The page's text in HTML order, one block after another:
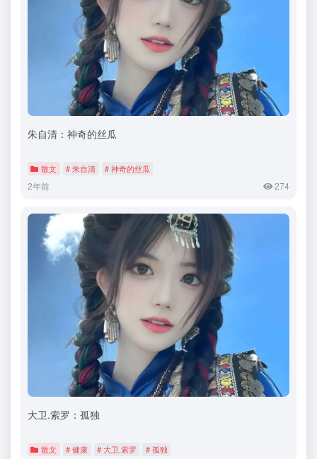
朱自清：神奇的丝瓜
散文 # 朱自清 # 神奇的丝瓜
2年前 274
大卫.索罗：孤独
散文 # 健康 # 大卫.索罗 # 孤独